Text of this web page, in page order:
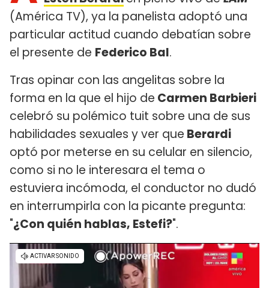
(América TV), ya la panelista adoptó una
particular actitud cuando debatían sobre
el presente de Federico Bal.
Tras opinar con las angelitas sobre la
forma en la que el hijo de Carmen Barbieri
celebró su polémico tuit sobre una de sus
habilidades sexuales y ver que Berardi
optó por meterse en su celular en silencio,
como si no le interesara el tema o
estuviera incómoda, el conductor no dudó
en interrumpirla con la picante pregunta:
"¿Con quién hablas, Estefi?".